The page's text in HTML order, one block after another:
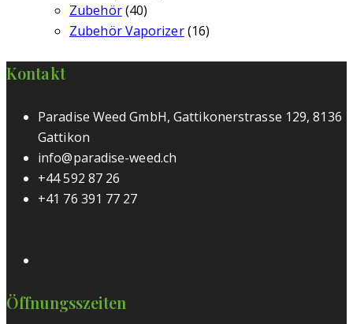
Zubehör(40)
Zubehör Vaporizer(16)
Kontakt
Paradise Weed GmbH, Gattikonerstrasse 129, 8136
Gattikon
info@paradise-weed.ch
+44 592 87 26
+41 76 391 77 27
Öffnungsszeiten